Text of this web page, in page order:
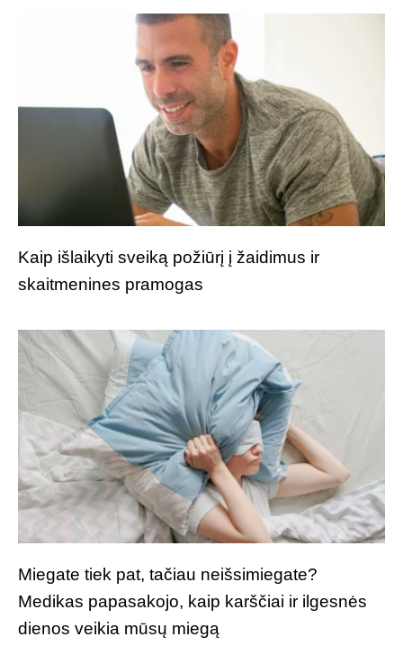
Kaip išlaikyti sveiką požiūrį į žaidimus ir
skaitmenines pramogas
Miegate tiek pat, tačiau neišsimiegate?
Medikas papasakojo, kaip karščiai ir ilgesnės
dienos veikia mūsų miegą